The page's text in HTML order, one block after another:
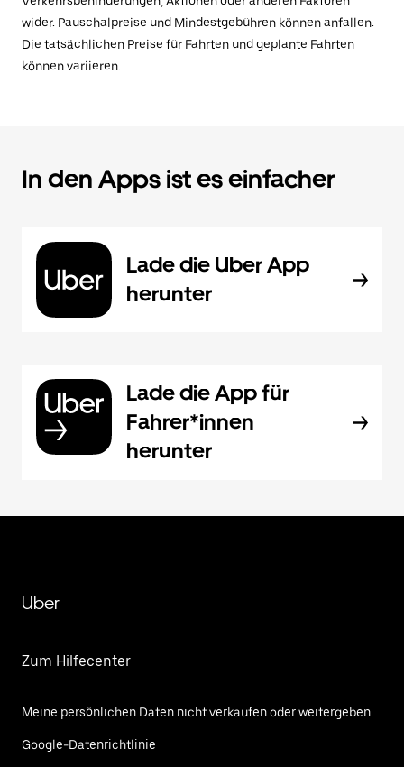
wider. Pauschalpreise und Mindestgebühren können anfallen.
Die tatsächlichen Preise für Fahrten und geplante Fahrten
können variieren.
In den Apps ist es einfacher
Lade die Uber App
herunter
Lade die App für
Fahrer*innen
herunter
Uber
Zum Hilfecenter
Meine persönlichen Daten nicht verkaufen oder weitergeben
Google-Datenrichtlinie